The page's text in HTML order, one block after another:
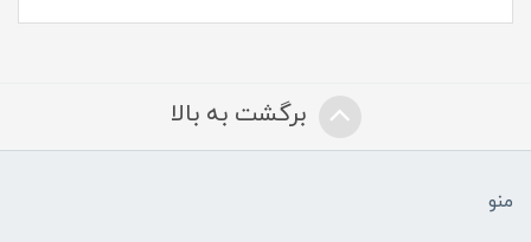
برگشت به بالا
منو